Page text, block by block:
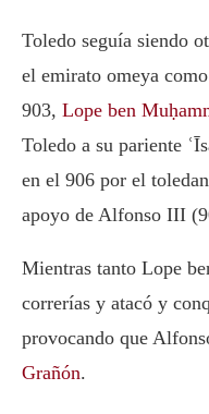
Toledo seguía siendo
el emirato omeya
903, Lope ben
Toledo a su pariente
en el 906 por el
apoyo de Alfonso III
Mientras tanto Lope
correrías y atacó y
provocando que
Grañón.